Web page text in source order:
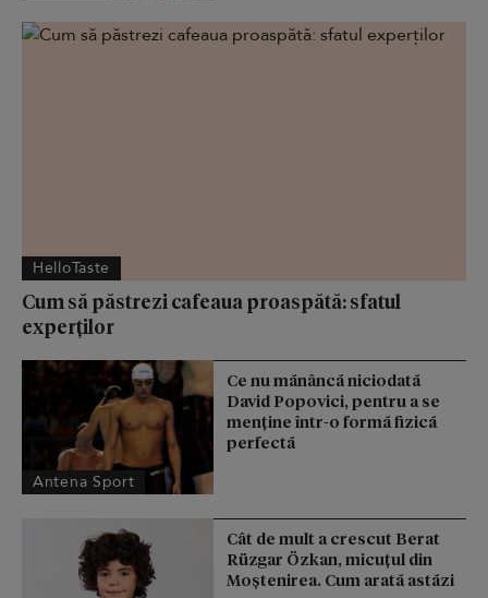
HelloTaste
Cum să păstrezi cafeaua proaspătă: sfatul
experților
Antena Sport
Ce nu mănâncă niciodată
David Popovici, pentru a se
menţine într-o formă fizică
perfectă
Cât de mult a crescut Berat
Rüzgar Özkan, micuțul din
Moștenirea. Cum arată astăzi